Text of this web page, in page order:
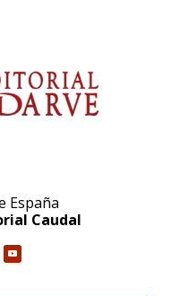
España
Caudal